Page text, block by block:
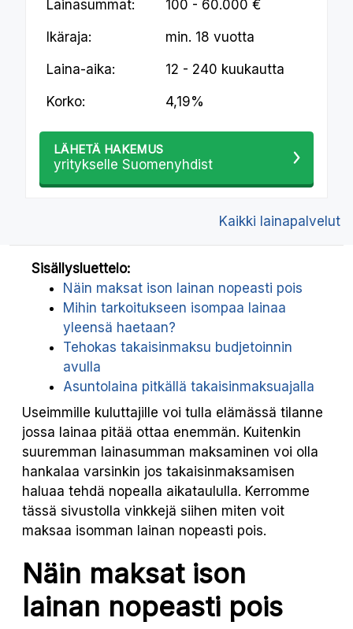
Lainasummat: 100 - 60.000 €
Ikäraja: min. 18 vuotta
Laina-aika: 12 - 240 kuukautta
Korko: 4,19%
LÄHETÄ HAKEMUS
yritykselle Suomenyhdist
Kaikki lainapalvelut
Sisällysluettelo:
Näin maksat ison lainan nopeasti pois
Mihin tarkoitukseen isompaa lainaa
yleensä haetaan?
Tehokas takaisinmaksu budjetoinnin
avulla
Asuntolaina pitkällä takaisinmaksuajalla
Useimmille kuluttajille voi tulla elämässä tilanne
jossa lainaa pitää ottaa enemmän. Kuitenkin
suuremman lainasumman maksaminen voi olla
hankalaa varsinkin jos takaisinmaksamisen
haluaa tehdä nopealla aikataululla. Kerromme
tässä sivustolla vinkkejä siihen miten voit
maksaa isomman lainan nopeasti pois.
Näin maksat ison
lainan nopeasti pois